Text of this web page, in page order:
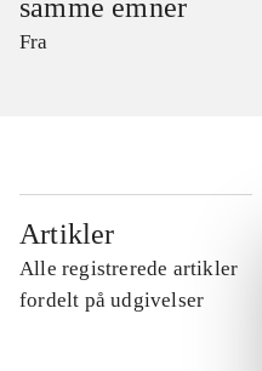
samme emner
Fra
Artikler
Alle registrerede artikler
fordelt på udgivelser